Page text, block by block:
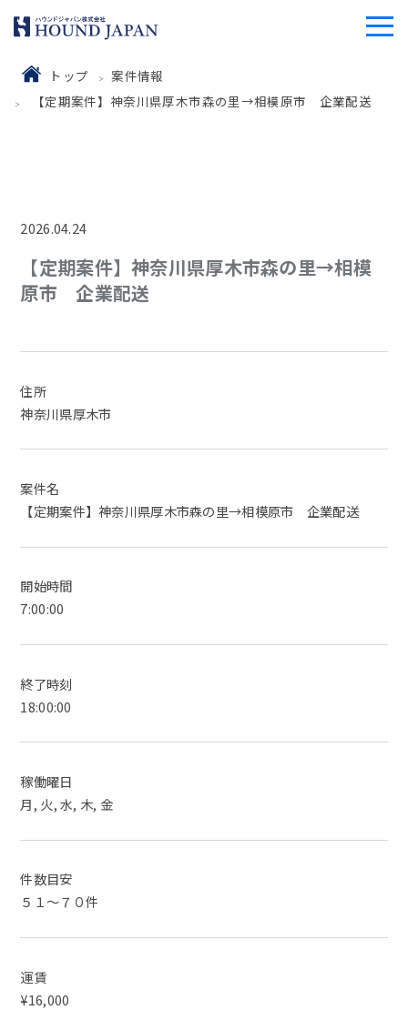
トップ
案件情報
【定期案件】神奈川県厚木市森の里→相模原市 企業配送
2026.04.24
【定期案件】神奈川県厚木市森の里→相模
原市 企業配送
住所
神奈川県厚木市
案件名
【定期案件】神奈川県厚木市森の里→相模原市 企業配送
開始時間
7:00:00
終了時刻
18:00:00
稼働曜日
月, 火, 水, 木, 金
件数目安
５１～７０件
運賃
¥16,000